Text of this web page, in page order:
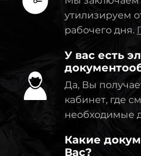
утилизируем
рабочего дня.
У вас есть
Да, Вы
кабинет, где
необходимые
Какие
Вас?